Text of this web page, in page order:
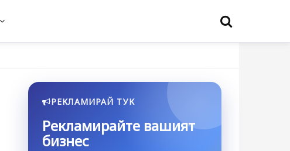
РЕКЛАМИРАЙ ТУК
Рекламирайте вашият
бизнес